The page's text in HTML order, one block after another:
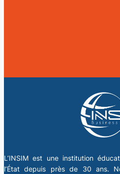
L’INSIM est une institution
l’État depuis près de 30 ans.